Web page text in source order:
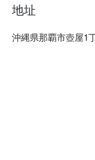
地址
沖縄県那覇市壺屋1